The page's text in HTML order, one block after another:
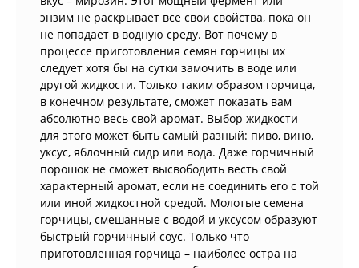
энзим не раскрывает все свои свойства, пока он
не попадает в водную среду. Вот почему в
процессе приготовления семян горчицы их
следует хотя бы на сутки замочить в воде или
другой жидкости. Только таким образом горчица,
в конечном результате, сможет показать вам
абсолютно весь свой аромат. Выбор жидкости
для этого может быть самый разный: пиво, вино,
уксус, яблочный сидр или вода. Даже горчичный
порошок не сможет высвободить весть свой
характерный аромат, если не соединить его с той
или иной жидкостной средой. Молотые семена
горчицы, смешанные с водой и уксусом образуют
быстрый горчичный соус. Только что
приготовленная горчица – наиболее остра на